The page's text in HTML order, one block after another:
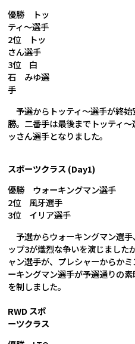
優勝トッ
ティ～選手
2位 トッ
さん選手
3位 白
石 みゆ選
手
予選からトッティ～選手が終
勝。二番手は最後までトッティ
ッさん選手となりました。
スポーツクラス (Day1)
優勝 ウォーキングマン選手
2位 風牙選手
3位 イリア選手
予選からウォーキングマン選
ップ3が熾烈な争いを演じました
ャン選手が、プレシャーからか
ーキングマン選手が予選通りの
を制しました。
RWD スポ
ーツクラス